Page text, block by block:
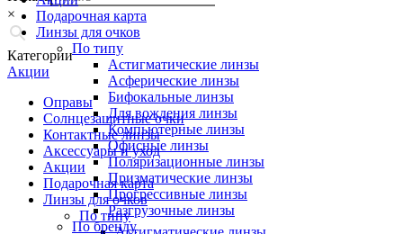
×
Категории
Акции
Оправы
Солнцезащитные очки
Контактные линзы
Аксессуары и уход
Акции
Подарочная карта
Линзы для очков
По типу
Подарочная карта
Линзы для очков
По типу
Астигматические линзы
Асферические линзы
Бифокальные линзы
Для вождения линзы
Компьютерные линзы
Офисные линзы
Поляризационные линзы
Призматические линзы
Прогрессивные линзы
Разгрузочные линзы
По бренду